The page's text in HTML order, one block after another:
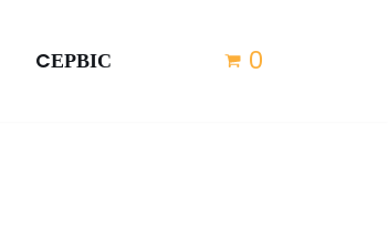
CЕРВІС 0